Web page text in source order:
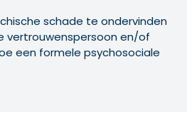
schade te ondervinden
vertrouwenspersoon en/of
een formele psychosociale